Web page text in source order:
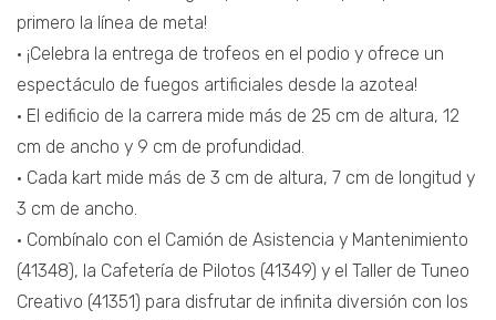
primero la línea de meta!
• ¡Celebra la entrega de trofeos en el podio y ofrece un
espectáculo de fuegos artificiales desde la azotea!
• El edificio de la carrera mide más de 25 cm de altura, 12
cm de ancho y 9 cm de profundidad.
• Cada kart mide más de 3 cm de altura, 7 cm de longitud y
3 cm de ancho.
• Combínalo con el Camión de Asistencia y Mantenimiento
(41348), la Cafetería de Pilotos (41349) y el Taller de Tuneo
Creativo (41351) para disfrutar de infinita diversión con los